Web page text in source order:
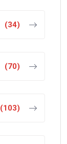
(34)
(70)
(103)